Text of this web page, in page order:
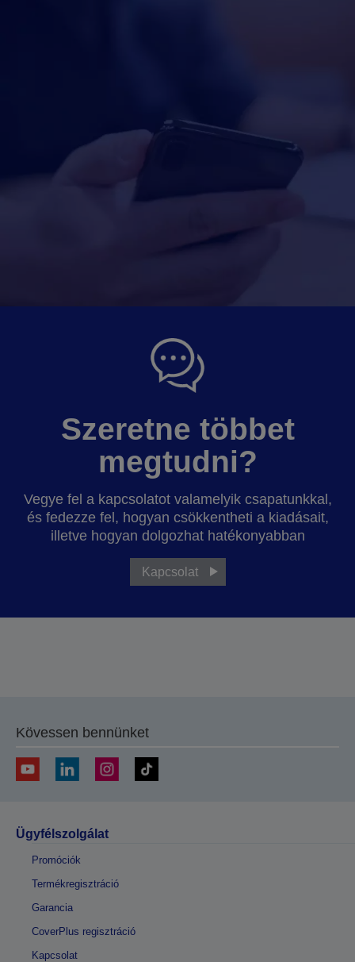
Szeretne többet
megtudni?
Vegye fel a kapcsolatot valamelyik csapatunkkal,
és fedezze fel, hogyan csökkentheti a kiadásait,
illetve hogyan dolgozhat hatékonyabban
Kapcsolat
Kövessen bennünket
Ügyfélszolgálat
Promóciók
Termékregisztráció
Garancia
CoverPlus regisztráció
Kapcsolat